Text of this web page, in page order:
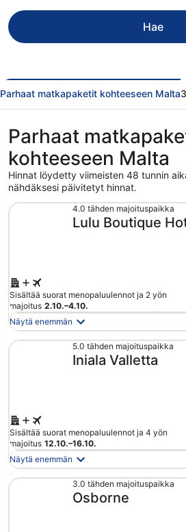
Hae
Parhaat matkapaketit kohteeseen Malta
Parhaat
kohteeseen Malta
Hinnat löydetty viimeisten 48 tunnin
nähdäksesi päivitetyt hinnat.
4.0 tähden majoituspaikka
Lulu Boutique
Sisältää suorat menopaluulennot ja 2 yön
majoitus 2.10.–4.10.
Näytä enemmän
5.0 tähden majoituspaikka
Iniala Valletta
Sisältää suorat menopaluulennot ja 4 yön
majoitus 12.10.–16.10.
Näytä enemmän
3.0 tähden majoituspaikka
Osborne